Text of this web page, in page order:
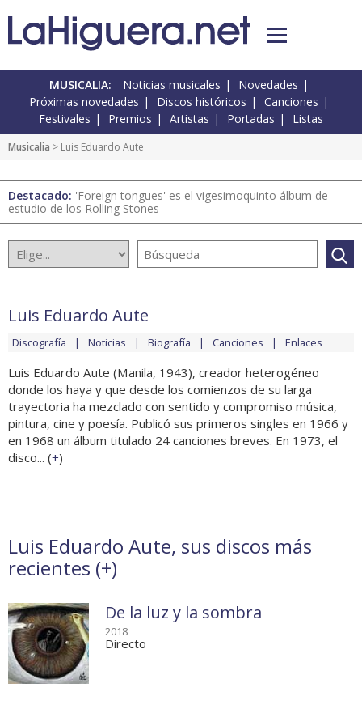
MUSICALIA: Noticias musicales
Novedades
Próximas novedades
Discos históricos
Canciones
Festivales
Premios Artistas Portadas Listas
Musicalia > Luis Eduardo Aute
Destacado: 'Foreign tongues' es el vigesimoquinto álbum de
estudio de los Rolling Stones
Luis Eduardo Aute
Discografía Noticias Biografía Canciones Enlaces
Luis Eduardo Aute (Manila, 1943), creador heterogéneo
donde los haya y que desde los comienzos de su larga
trayectoria ha mezclado con sentido y compromiso música,
pintura, cine y poesía. Publicó sus primeros singles en 1966 y
en 1968 un álbum titulado 24 canciones breves. En 1973, el
disco... (+)
Luis Eduardo Aute, sus discos más
recientes (+)
De la luz y la sombra
2018
Directo